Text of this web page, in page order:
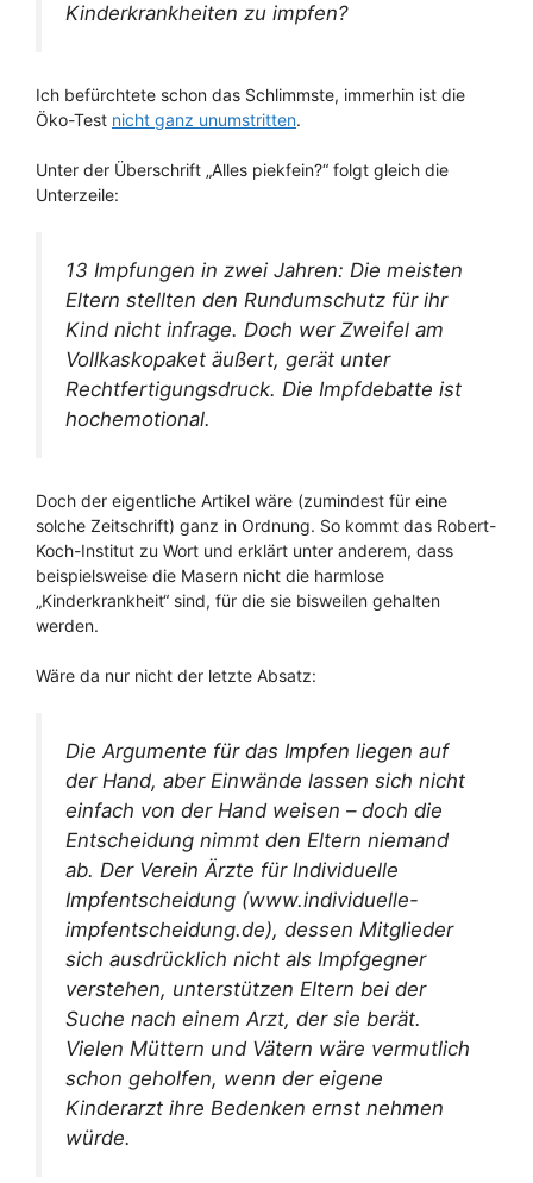
Kinderkrankheiten zu impfen?
Ich befürchtete schon das Schlimmste, immerhin ist die
Öko-Test nicht ganz unumstritten.
Unter der Überschrift „Alles piekfein?“ folgt gleich die
Unterzeile:
13 Impfungen in zwei Jahren: Die meisten
Eltern stellten den Rundumschutz für ihr
Kind nicht infrage. Doch wer Zweifel am
Vollkaskopaket äußert, gerät unter
Rechtfertigungsdruck. Die Impfdebatte ist
hochemotional.
Doch der eigentliche Artikel wäre (zumindest für eine
solche Zeitschrift) ganz in Ordnung. So kommt das Robert-
Koch-Institut zu Wort und erklärt unter anderem, dass
beispielsweise die Masern nicht die harmlose
„Kinderkrankheit“ sind, für die sie bisweilen gehalten
werden.
Wäre da nur nicht der letzte Absatz:
Die Argumente für das Impfen liegen auf
der Hand, aber Einwände lassen sich nicht
einfach von der Hand weisen – doch die
Entscheidung nimmt den Eltern niemand
ab. Der Verein Ärzte für Individuelle
Impfentscheidung (www.individuelle-
impfentscheidung.de), dessen Mitglieder
sich ausdrücklich nicht als Impfgegner
verstehen, unterstützen Eltern bei der
Suche nach einem Arzt, der sie berät.
Vielen Müttern und Vätern wäre vermutlich
schon geholfen, wenn der eigene
Kinderarzt ihre Bedenken ernst nehmen
würde.